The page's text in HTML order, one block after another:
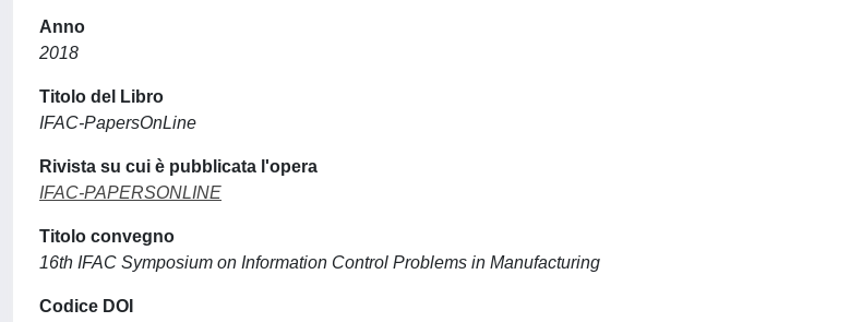
Anno
2018
Titolo del Libro
IFAC-PapersOnLine
Rivista su cui è pubblicata l'opera
IFAC-PAPERSONLINE
Titolo convegno
16th IFAC Symposium on Information Control Problems in Manufacturing
Codice DOI